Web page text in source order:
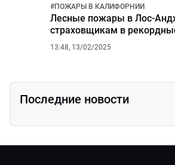
#ПОЖАРЫ В КАЛИФОРНИИ
Лесные пожары в Лос-
страховщикам в
13:48, 13/02/2025
Последние новости